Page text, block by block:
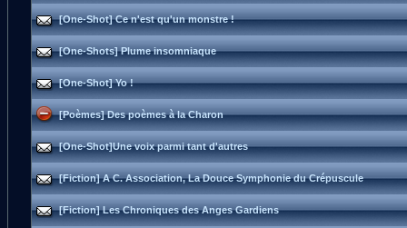
[One-Shot] Ce n'est qu'un monstre !
[One-Shots] Plume insomniaque
[One-Shot] Yo !
[Poèmes] Des poèmes à la Charon
[One-Shot]Une voix parmi tant d'autres
[Fiction] A C. Association, La Douce Symphonie du Crépuscule
[Fiction] Les Chroniques des Anges Gardiens